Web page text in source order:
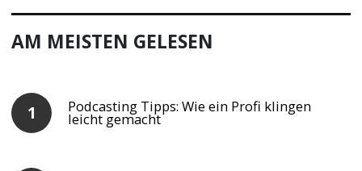
AM MEISTEN GELESEN
Podcasting Tipps: Wie ein Profi klingen
leicht gemacht